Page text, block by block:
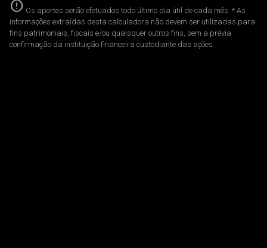
error Os aportes serão efetuados todo último dia útil de cada mês. * As
informações extraídas desta calculadora não devem ser utilizadas para
fins patrimoniais, fiscais e/ou quaisquer outros fins, sem a prévia
confirmação da instituição financeira custodiante das ações.